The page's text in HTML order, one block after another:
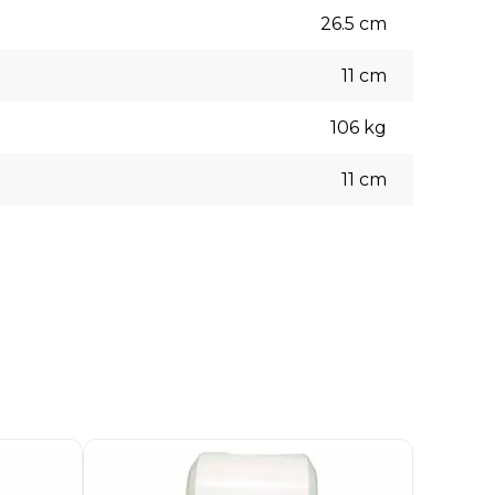
26.5 cm
11 cm
106 kg
11 cm